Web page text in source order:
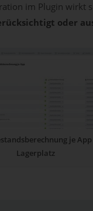
im Plugin wirkt
oder
je
Lagerplatz